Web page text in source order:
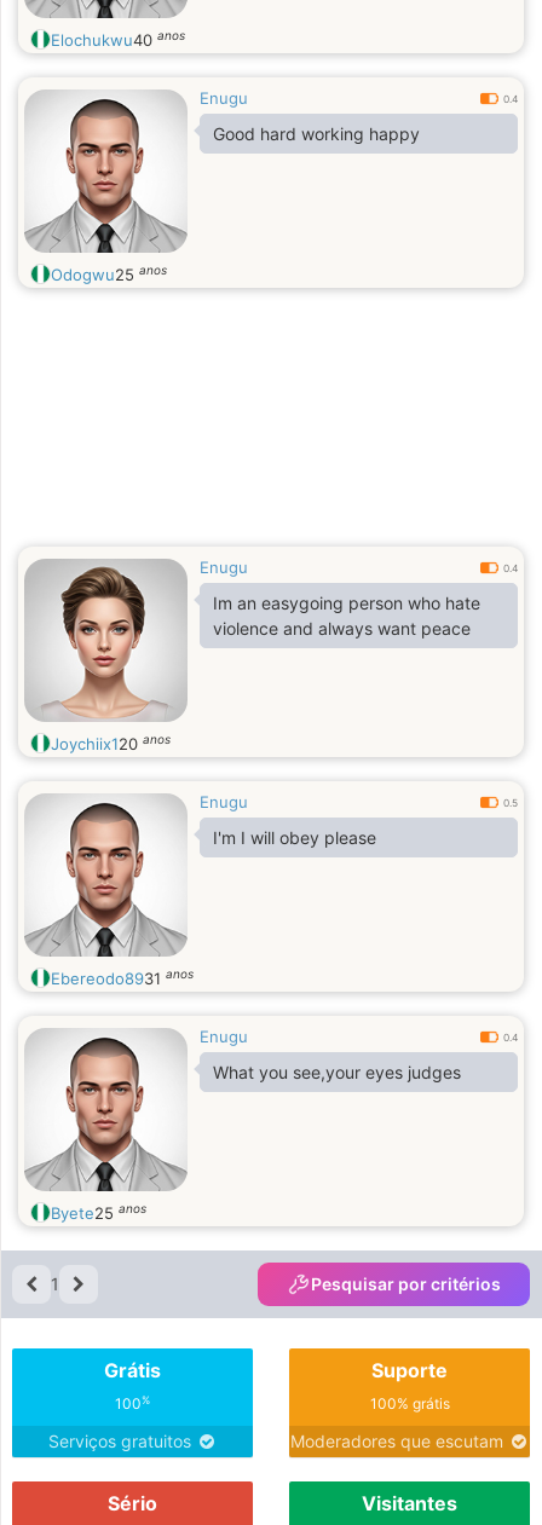
Elochukwu40 anos
Enugu 0.4
Good hard working happy
Odogwu25 anos
Enugu 0.4
Im an easygoing person who hate
violence and always want peace
Joychiix120 anos
Enugu 0.5
I'm I will obey please
Ebereodo8931 anos
Enugu 0.4
What you see,your eyes judges
Byete25 anos
1 Pesquisar por critérios
Grátis
100%
Serviços gratuitos
Suporte
100% grátis
Moderadores que escutam
Sério Visitantes